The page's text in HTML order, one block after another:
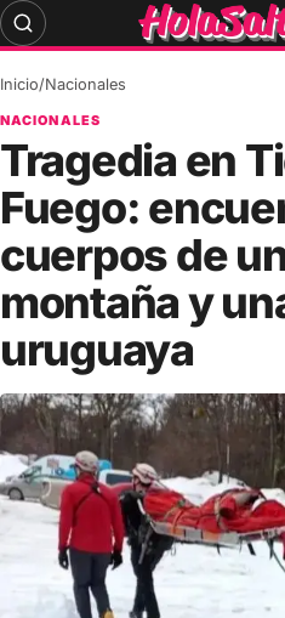
Skip
to
Inicio/Nacionales
NACIONALES
Tragedia en
Fuego:
cuerpos de
montaña y
uruguaya